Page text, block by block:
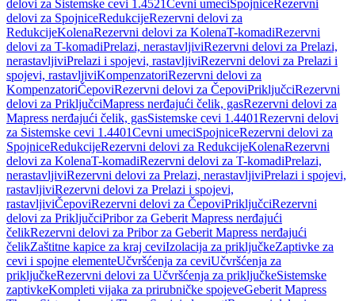
delovi za Sistemske cevi 1.4521Cevni umeciSpojniceRezervni
delovi za SpojniceRedukcijeRezervni delovi za
RedukcijeKolenaRezervni delovi za KolenaT-komadiRezervni
delovi za T-komadiPrelazi, nerastavljiviRezervni delovi za Prelazi,
nerastavljiviPrelazi i spojevi, rastavljiviRezervni delovi za Prelazi i
spojevi, rastavljiviKompenzatoriRezervni delovi za
KompenzatoriČepoviRezervni delovi za ČepoviPriključciRezervni
delovi za PriključciMapress nerđajući čelik, gasRezervni delovi za
Mapress nerđajući čelik, gasSistemske cevi 1.4401Rezervni delovi
za Sistemske cevi 1.4401Cevni umeciSpojniceRezervni delovi za
SpojniceRedukcijeRezervni delovi za RedukcijeKolenaRezervni
delovi za KolenaT-komadiRezervni delovi za T-komadiPrelazi,
nerastavljiviRezervni delovi za Prelazi, nerastavljiviPrelazi i spojevi,
rastavljiviRezervni delovi za Prelazi i spojevi,
rastavljiviČepoviRezervni delovi za ČepoviPriključciRezervni
delovi za PriključciPribor za Geberit Mapress nerđajući
čelikRezervni delovi za Pribor za Geberit Mapress nerđajući
čelikZaštitne kapice za kraj ceviIzolacija za priključkeZaptivke za
cevi i spojne elementeUčvršćenja za ceviUčvršćenja za
priključkeRezervni delovi za Učvršćenja za priključkeSistemske
zaptivkeKompleti vijaka za prirubničke spojeveGeberit Mapress